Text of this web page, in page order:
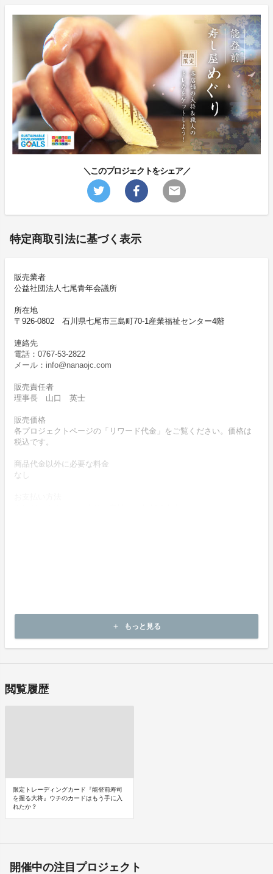
＼このプロジェクトをシェア／
特定商取引法に基づく表示
販売業者
公益社団法人七尾青年会議所
所在地
〒926-0802 石川県七尾市三島町70-1産業福祉センター4階
連絡先
電話：0767-53-2822
メール：info@nanaojc.com
販売責任者
理事長 山口 英士
販売価格
各プロジェクトページの「リワード代金」をご覧ください。価格は
税込です。
商品代金以外に必要な料金
なし
キャンセルはできません。
決済完了後の返金は一切できません。
add もっと見る
閲覧履歴
限定トレーディングカード『能登前寿司
を握る大将』ウチのカードはもう手に入
れたか？
開催中の注目プロジェクト